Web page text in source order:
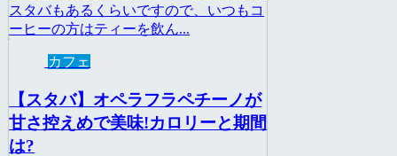
スタバもあるくらいですので、いつもコ
ーヒーの方はティーを飲ん...
カフェ
【スタバ】オペラフラペチーノが
甘さ控えめで美味!カロリーと期間
は?